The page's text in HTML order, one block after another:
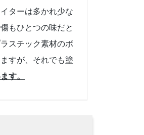
ターは多かれ少な
もひとつの味だと
スチック素材のボ
すが、それでも塗
す。